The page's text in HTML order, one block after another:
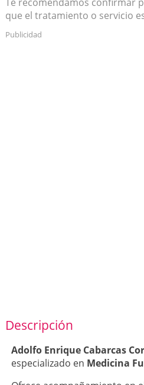
que el tratamiento o servicio
Publicidad
Descripción
Adolfo Enrique Cabarcas
especializado en Medicina